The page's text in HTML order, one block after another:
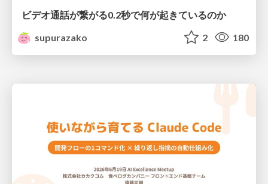
ビデオ通話が繋がる0.2秒で何が起きているのか
supurazako
2 180